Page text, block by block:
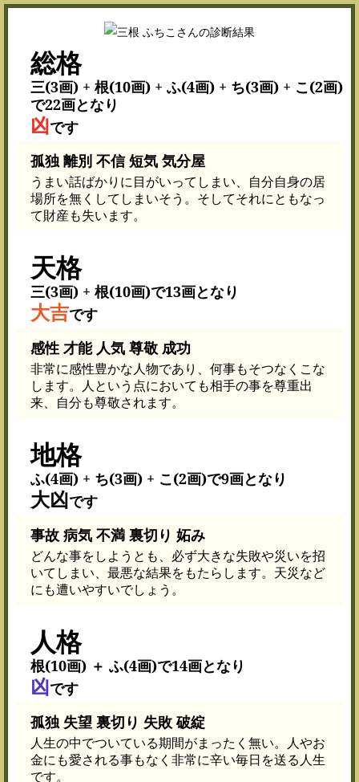
総格
三(3画) + 根(10画) + ふ(4画) + ち(3画) + こ(2画)
で22画となり
凶です
孤独 離別 不信 短気 気分屋
うまい話ばかりに目がいってしまい、自分自身の居
場所を無くしてしまいそう。そしてそれにともなっ
て財産も失います。
天格
三(3画) + 根(10画)で13画となり
大吉です
感性 才能 人気 尊敬 成功
非常に感性豊かな人物であり、何事もそつなくこな
します。人という点においても相手の事を尊重出
来、自分も尊敬されます。
地格
ふ(4画) + ち(3画) + こ(2画)で9画となり
大凶です
事故 病気 不満 裏切り 妬み
どんな事をしようとも、必ず大きな失敗や災いを招
いてしまい、最悪な結果をもたらします。天災など
にも遭いやすいでしょう。
人格
根(10画) ＋ ふ(4画)で14画となり
凶です
孤独 失望 裏切り 失敗 破綻
人生の中でついている期間がまったく無い。人やお
金にも愛される事もなく非常に辛い毎日を送る人生
です。